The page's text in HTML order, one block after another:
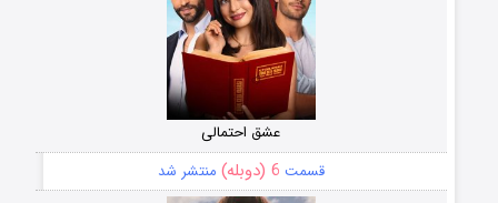
عشق احتمالی
قسمت 6 (دوبله) منتشر شد